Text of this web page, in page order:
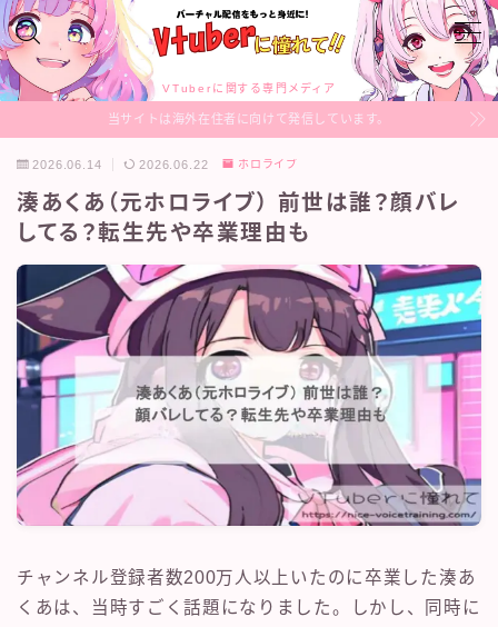
VTuberに関する専門メディア
MENU
Profile
Sitemap
Contact
当サイトは海外在住者に向けて発信しています。
2026.06.14 2026.06.22 ホロライブ
湊あくあ（元ホロライブ） 前世は誰？顔バレ
してる？転生先や卒業理由も
チャンネル登録者数200万人以上いたのに卒業した湊あ
くあは、当時すごく話題になりました。しかし、同時に